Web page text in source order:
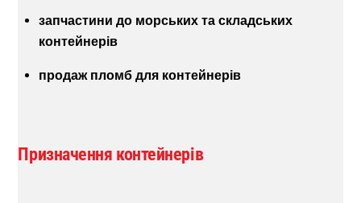
запчастини до морських та складських
контейнерів
продаж пломб для контейнерів
Призначення контейнерів